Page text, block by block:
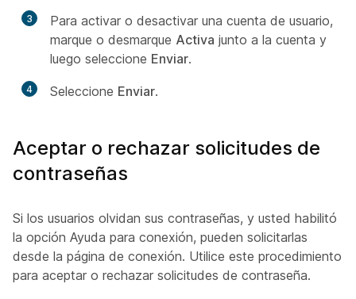
3
Para activar o desactivar una cuenta de usuario,
marque o desmarque Activa junto a la cuenta y
luego seleccione Enviar.
4 Seleccione Enviar.
Aceptar o rechazar solicitudes de
contraseñas
Si los usuarios olvidan sus contraseñas, y usted habilitó
la opción Ayuda para conexión, pueden solicitarlas
desde la página de conexión. Utilice este procedimiento
para aceptar o rechazar solicitudes de contraseña.